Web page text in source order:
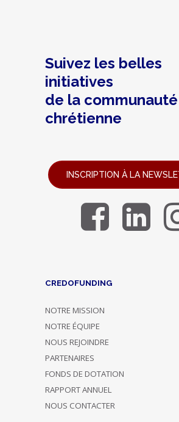
Suivez les belles
initiatives
de la communauté
chrétienne
INSCRIPTION À LA
CREDOFUNDING
NOTRE MISSION
NOTRE ÉQUIPE
NOUS REJOINDRE
PARTENAIRES
FONDS DE DOTATION
RAPPORT ANNUEL
NOUS CONTACTER